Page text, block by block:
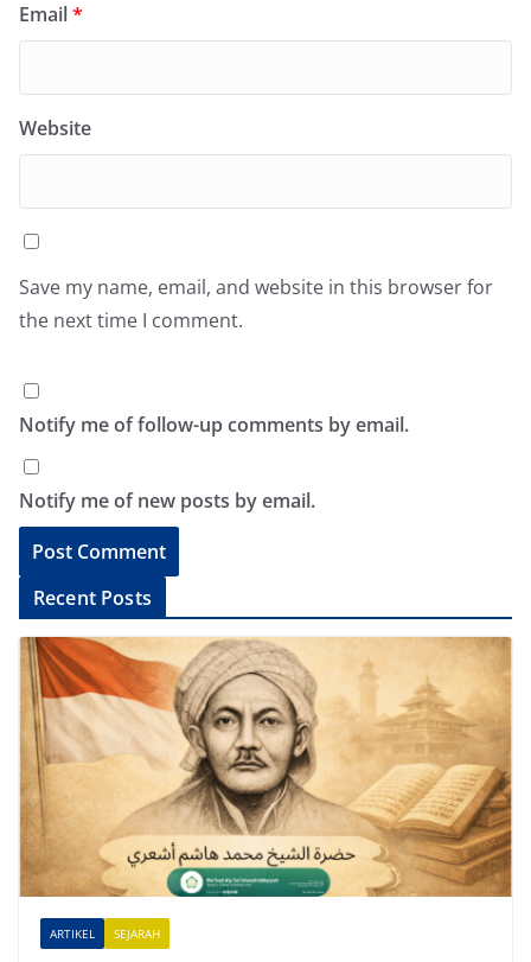
Email*
Website
Save my name, email, and website in this browser for
the next time I comment.
Notify me of follow-up comments by email.
Notify me of new posts by email.
l
t
v
Recent Posts
ARTIKEL SEJARAH